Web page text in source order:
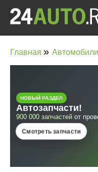
Главная » Автомобили